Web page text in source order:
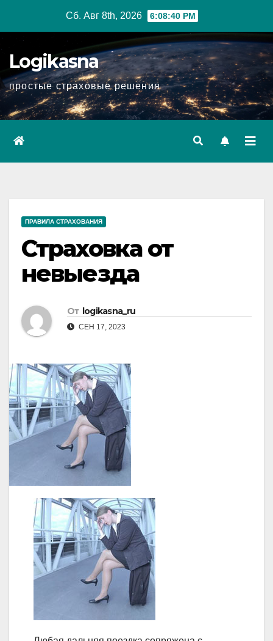
Сб. Авг 8th, 2026 6:08:41 PM
Logikasna
простые страховые решения
ПРАВИЛА СТРАХОВАНИЯ
Страховка от
невыезда
От logikasna_ru
СЕН 17, 2023